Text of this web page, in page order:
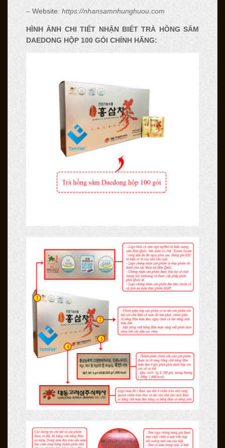
– Website: https://nhansamnhunghuou.com
HÌNH ẢNH CHI TIẾT NHẬN BIẾT TRÀ HỒNG SÂM
DAEDONG HỘP 100 GÓI CHÍNH HÃNG: